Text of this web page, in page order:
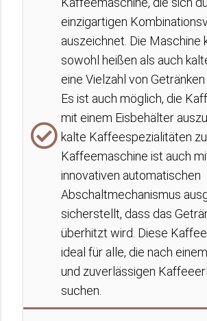
einzigartigen
auszeichnet. Die Maschine
sowohl heißen als auch
eine Vielzahl von
Es ist auch möglich, die
mit einem Eisbehälter
kalte Kaffeespezialitäten
Kaffeemaschine ist auch
innovativen automatischen
Abschaltmechanismus
sicherstellt, dass das
überhitzt wird. Diese
ideal für alle, die nach
und zuverlässigen
suchen.